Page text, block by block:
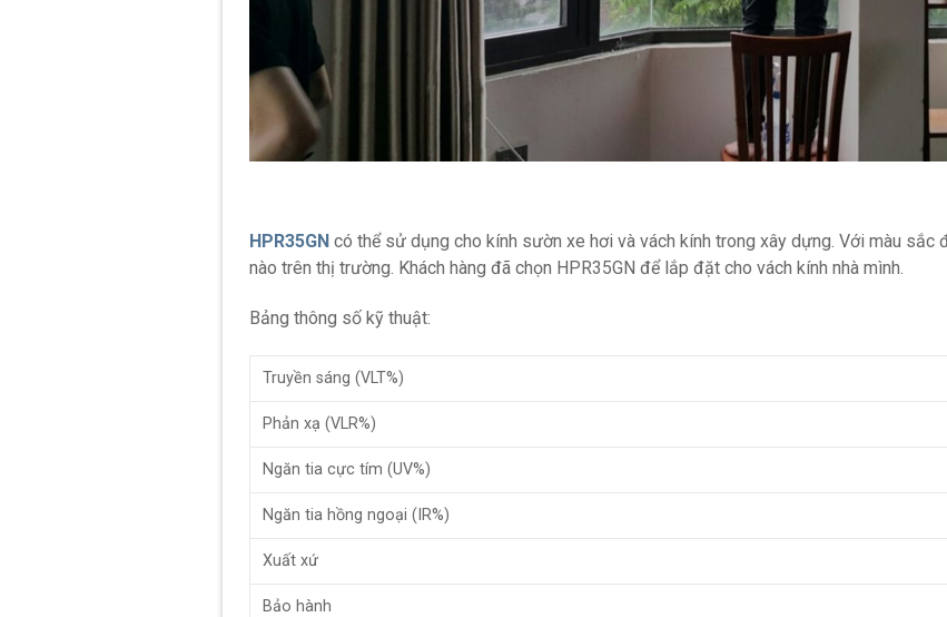
HPR35GN có thể sử dụng cho kính sườn xe hơi và vách kính trong xây dựng. Với màu
nào trên thị trường. Khách hàng đã chọn HPR35GN để lắp đặt cho vách kính nhà mình.
Bảng thông số kỹ thuật:
Truyền sáng (VLT%)
Phản xạ (VLR%)
Ngăn tia cực tím (UV%)
Ngăn tia hồng ngoại (IR%)
Xuất xứ
Bảo hành